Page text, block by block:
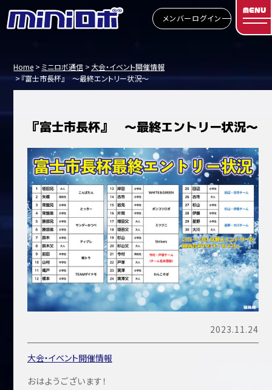
メンバーログイン
MENU
Home ミニロボ通信
大会・イベント開催情報
『富士市長杯』 ～最終エントリー状況～
『富士市長杯』 ～最終エントリー状況～
2023.11.24
大会・イベント開催情報
おはようございます！